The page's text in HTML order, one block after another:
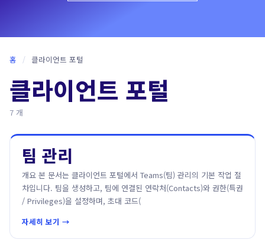
홈 / 클라이언트 포털
클라이언트 포털
7 개
팀 관리
개요 본 문서는 클라이언트 포털에서 Teams(팀) 관리의 기본 작업 절
차입니다. 팀을 생성하고, 팀에 연결된 연락처(Contacts)와 권한(특권
/ Privileges)을 설정하며, 초대 코드(
자세히 보기 →